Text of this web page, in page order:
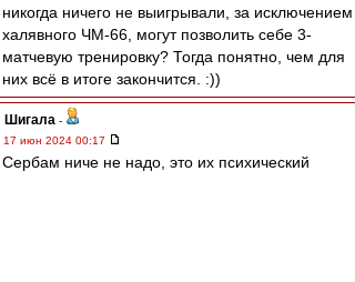
никогда ничего не выигрывали, за исключением
халявного ЧМ-66, могут позволить себе 3-
матчевую тренировку? Тогда понятно, чем для
них всё в итоге закончится. :))
Шигала -
17 июн 2024 00:17
Сербам ниче не надо, это их психический